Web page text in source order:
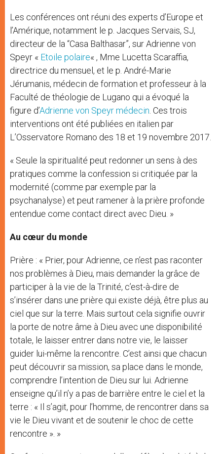
Les conférences ont réuni des experts d’Europe et
l’Amérique, notamment le p. Jacques Servais, SJ,
directeur de la “Casa Balthasar”, sur Adrienne von
Speyr « Etoile polaire« , Mme Lucetta Scaraffia,
directrice du mensuel, et le p. André-Marie
Jérumanis, médecin de formation et professeur à la
Faculté de théologie de Lugano qui a évoqué la
figure d’Adrienne von Speyr médecin. Ces trois
interventions ont été publiées en italien par
L’Osservatore Romano des 18 et 19 novembre 2017.
« Seule la spiritualité peut redonner un sens à des
pratiques comme la confession si critiquée par la
modernité (comme par exemple par la
psychanalyse) et peut ramener à la prière profonde
entendue come contact direct avec Dieu. »
Au cœur du monde
Prière : « Prier, pour Adrienne, ce n’est pas raconter
nos problèmes à Dieu, mais demander la grâce de
participer à la vie de la Trinité, c’est-à-dire de
s’insérer dans une prière qui existe déjà, être plus au
ciel que sur la terre. Mais surtout cela signifie ouvrir
la porte de notre âme à Dieu avec une disponibilité
totale, le laisser entrer dans notre vie, le laisser
guider lui-même la rencontre. C’est ainsi que chacun
peut découvrir sa mission, sa place dans le monde,
comprendre l’intention de Dieu sur lui. Adrienne
enseigne qu’il n’y a pas de barrière entre le ciel et la
terre : « Il s’agit, pour l’homme, de rencontrer dans sa
vie le Dieu vivant et de soutenir le choc de cette
rencontre ». »